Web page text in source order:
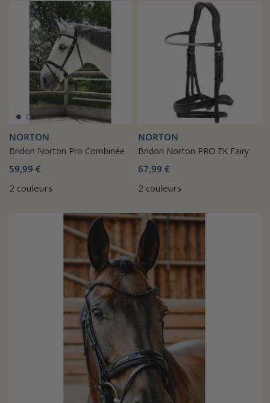
NORTON
Bridon Norton Pro Combinée
59,99 €
2 couleurs
NORTON
Bridon Norton PRO EK Fairy
67,99 €
2 couleurs